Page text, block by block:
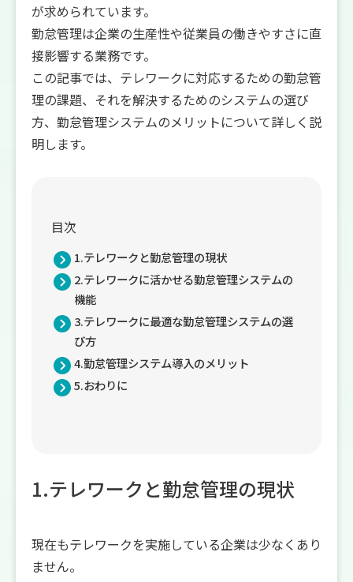
が求められています。
勤怠管理は企業の生産性や従業員の働きやすさに直
接影響する業務です。
この記事では、テレワークに対応するための勤怠管
理の課題、それを解決するためのシステムの選び
方、勤怠管理システムのメリットについて詳しく説
明します。
目次
1.テレワークと勤怠管理の現状
2.テレワークに活かせる勤怠管理システムの
機能
3.テレワークに最適な勤怠管理システムの選
び方
4.勤怠管理システム導入のメリット
5.おわりに
1.テレワークと勤怠管理の現状
現在もテレワークを実施している企業は少なくあり
ません。